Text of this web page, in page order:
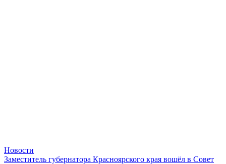
Новости
Заместитель губернатора Красноярского края вошёл в Совет